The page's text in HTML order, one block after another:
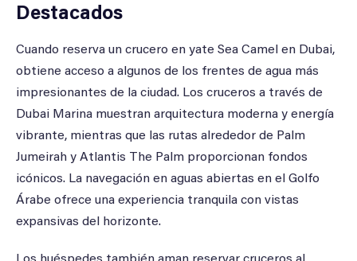
Destacados
Cuando reserva un crucero en yate Sea Camel en Dubai,
obtiene acceso a algunos de los frentes de agua más
impresionantes de la ciudad. Los cruceros a través de
Dubai Marina muestran arquitectura moderna y energía
vibrante, mientras que las rutas alrededor de Palm
Jumeirah y Atlantis The Palm proporcionan fondos
icónicos. La navegación en aguas abiertas en el Golfo
Árabe ofrece una experiencia tranquila con vistas
expansivas del horizonte.